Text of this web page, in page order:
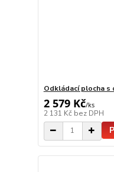
Odkládací plocha s
2 579 Kč/ks
2 131 Kč bez DPH